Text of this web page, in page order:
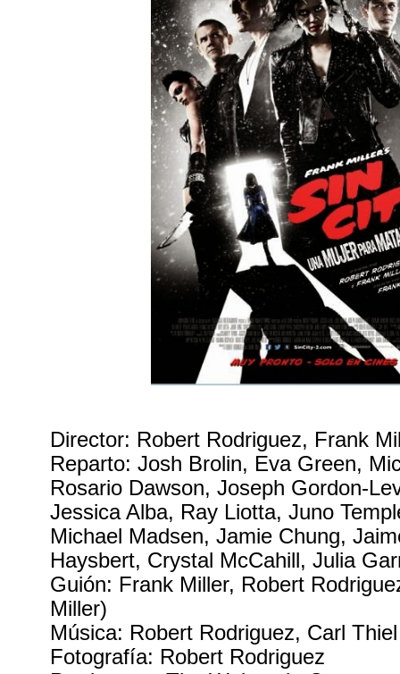
Director: Robert Rodriguez, Frank
Reparto: Josh Brolin, Eva Green,
Rosario Dawson, Joseph Gordon-
Jessica Alba, Ray Liotta, Juno
Michael Madsen, Jamie Chung,
Haysbert, Crystal McCahill, Julia
Guión: Frank Miller, Robert
Miller)
Música: Robert Rodriguez, Carl Thiel
Fotografía: Robert Rodriguez